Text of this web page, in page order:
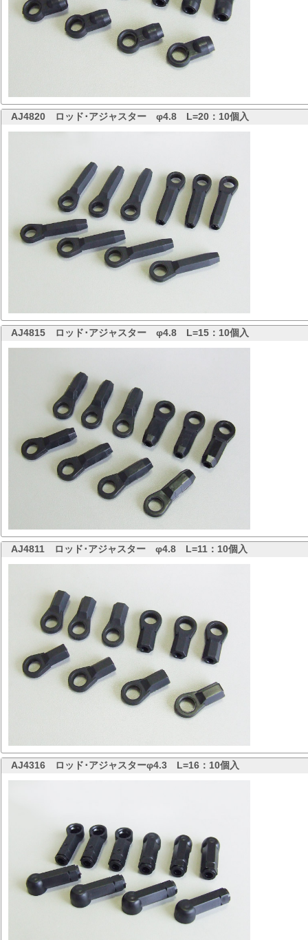
AJ4820 ロッド･アジャスター φ4.8 L=20：10個入
AJ4815 ロッド･アジャスター φ4.8 L=15：10個入
AJ4811 ロッド･アジャスター φ4.8 L=11：10個入
AJ4316 ロッド･アジャスターφ4.3 L=16：10個入